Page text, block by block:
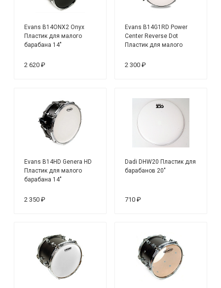
Evans B14ONX2 Onyx
Пластик для малого
барабана 14"
2 620 ₽
Evans B14G1RD Power
Center Reverse Dot
Пластик для малого
2 300 ₽
Evans B14HD Genera HD
Пластик для малого
барабана 14"
2 350 ₽
Dadi DHW20 Пластик для
барабанов 20"
710 ₽